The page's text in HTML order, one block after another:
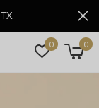
0 0